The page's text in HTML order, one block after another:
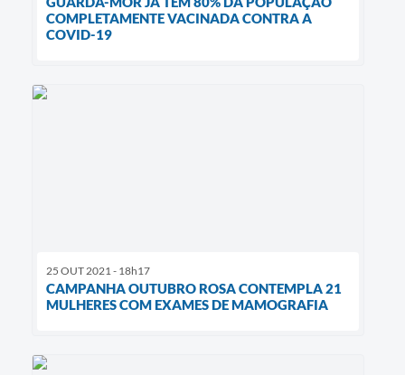
COMPLETAMENTE VACINADA CONTRA A
COVID-19
25 OUT 2021 - 18h17
CAMPANHA OUTUBRO ROSA CONTEMPLA 21
MULHERES COM EXAMES DE MAMOGRAFIA